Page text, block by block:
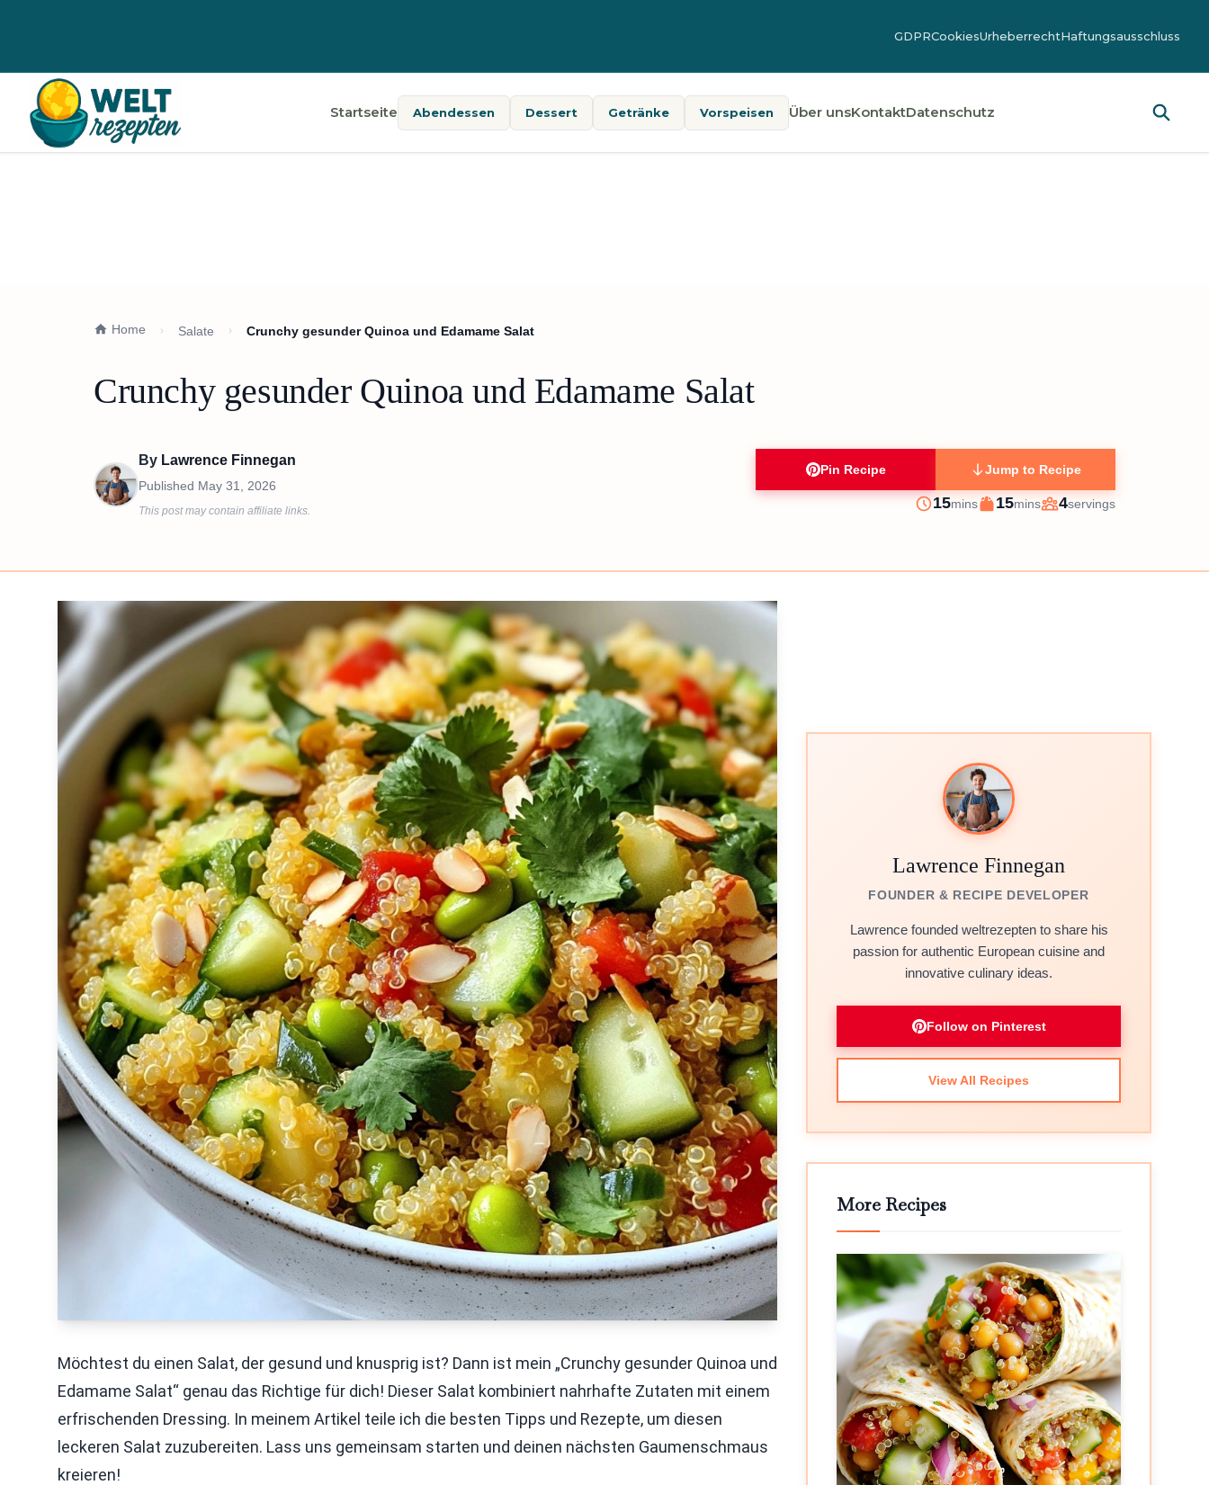
GDPRCookiesUrheberrechtHaftungsausschluss
Startseite Abendessen Dessert Getränke Vorspeisen Über unsKontaktDatenschutz
Home Salate Crunchy gesunder Quinoa und Edamame Salat
Crunchy gesunder Quinoa und Edamame Salat
By Lawrence Finnegan
Published May 31, 2026
This post may contain affiliate links.
Pin Recipe Jump to Recipe
Prep
15minutes
mins
Cook
15minutes
mins
Servings
4servings
Möchtest du einen Salat, der gesund und knusprig ist? Dann ist mein „Crunchy gesunder Quinoa und
Edamame Salat“ genau das Richtige für dich! Dieser Salat kombiniert nahrhafte Zutaten mit einem
erfrischenden Dressing. In meinem Artikel teile ich die besten Tipps und Rezepte, um diesen
leckeren Salat zuzubereiten. Lass uns gemeinsam starten und deinen nächsten Gaumenschmaus
kreieren!
Lawrence Finnegan
FOUNDER & RECIPE DEVELOPER
Lawrence founded weltrezepten to share his
passion for authentic European cuisine and
innovative culinary ideas.
Follow on Pinterest
View All Recipes
More Recipes